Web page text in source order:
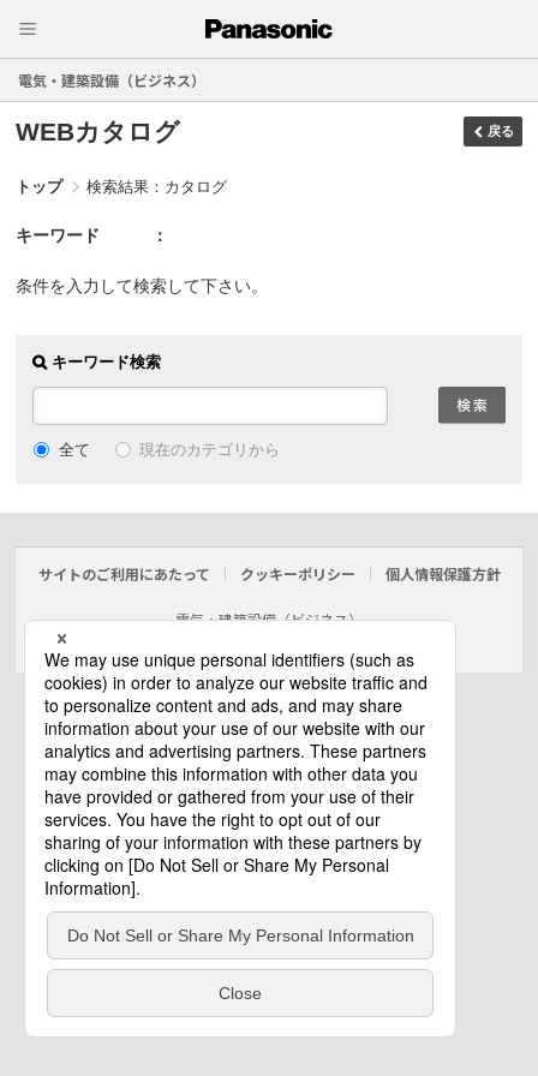
電気・建築設備（ビジネス）
WEBカタログ 戻る
トップ 検索結果：カタログ
キーワード
条件を入力して検索して下さい。
キーワード検索
全て 現在のカテゴリから
サイトのご利用にあたって クッキーポリシー 個人情報保護方針
電気・建築設備（ビジネス）